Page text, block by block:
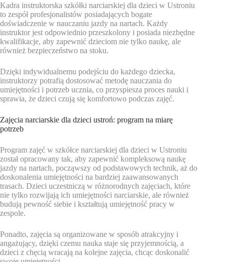
Kadra instruktorska szkółki narciarskiej dla dzieci w Ustroniu
to zespół profesjonalistów posiadających bogate
doświadczenie w nauczaniu jazdy na nartach. Każdy
instruktor jest odpowiednio przeszkolony i posiada niezbędne
kwalifikacje, aby zapewnić dzieciom nie tylko naukę, ale
również bezpieczeństwo na stoku.
Dzięki indywidualnemu podejściu do każdego dziecka,
instruktorzy potrafią dostosować metodę nauczania do
umiejętności i potrzeb ucznia, co przyspiesza proces nauki i
sprawia, że dzieci czują się komfortowo podczas zajęć.
Zajęcia narciarskie dla dzieci ustroń: program na miarę
potrzeb
Program zajęć w szkółce narciarskiej dla dzieci w Ustroniu
został opracowany tak, aby zapewnić kompleksową naukę
jazdy na nartach, począwszy od podstawowych technik, aż do
doskonalenia umiejętności na bardziej zaawansowanych
trasach. Dzieci uczestniczą w różnorodnych zajęciach, które
nie tylko rozwijają ich umiejętności narciarskie, ale również
budują pewność siebie i kształtują umiejętność pracy w
zespole.
Ponadto, zajęcia są organizowane w sposób atrakcyjny i
angażujący, dzięki czemu nauka staje się przyjemnością, a
dzieci z chęcią wracają na kolejne zajęcia, chcąc doskonalić